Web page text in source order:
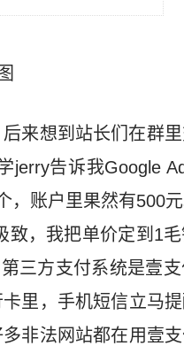
图
后来想到站长们在群
jerry告诉我Google
，账户里果然有500
致，我把单价定到1
三方支付系统是壹
里，手机短信立马
非法网站都在用壹